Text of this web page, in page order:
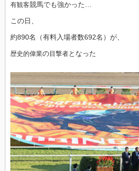
有観客競馬でも強かった…
この日、
約890名（有料入場者数692名）が、
歴史的偉業の目撃者となった